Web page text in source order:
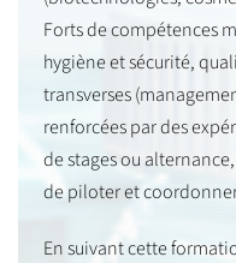
Forts de compétences
hygiène et sécurité,
transverses
renforcées par des
de stages ou
de piloter et
En suivant cette